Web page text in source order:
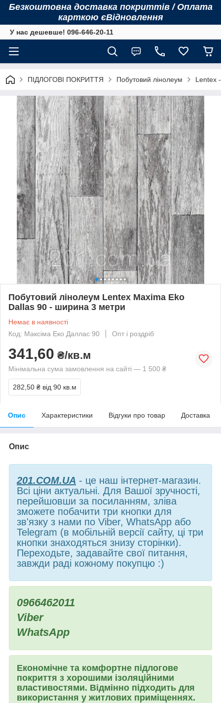
Безкоштовна доставка покриттів / Оплата
карткою єВідновлення
У нас дешевше! 096-646-20-11
ПІДЛОГОВІ ПОКРИТТЯ Побутовий лінолеум Lentex
Побутовий лінолеум Lentex Maxima Eko
Dallas 90 - ширина 3 метри
Немає в наявності
Код: Максіма Еко Даллас 90
Опт і роздріб
341,60 ₴/кв.м
Мінімальна сума замовлення на сайті — 1 500 ₴
282,50 ₴ від 90 кв.м
Опис Характеристики Відгуки про товар Доставка
Опис
201.COM.UA - це наш інтернет-магазин.
Всі ціни актуальні. Для Вашої зручності,
перейшовши за посиланням, зліва
зможете побачити три кнопки для
зв'язку з нами по Viber, WhatsApp або
Telegram (в мобільній версії сайту, ці три
кнопки знаходяться знизу сторінки).
Переходьте, задавайте свої питання,
завжди раді кожному покупцю :)
0966462011
Viber
WhatsApp
Економічне та комфортне підлогове
покриття з хорошими ізоляційними
властивостями. Відмінно підходить для
використання у житлових приміщеннях.